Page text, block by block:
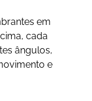
em
cada
ângulos,
e